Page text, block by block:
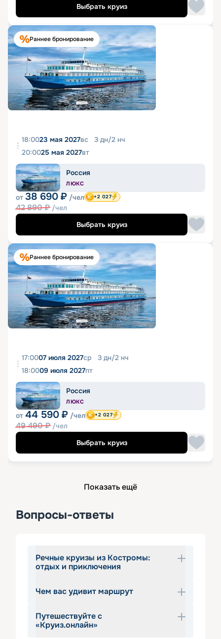
Выбрать круиз
Раннее бронирование
18:0023 мая 2027вс 3 дн/2 нч
20:0025 мая 2027вт
Россия
ЛЮКС
от 38 690 ₽ /чел
42 890₽ /чел
+2 027
Выбрать круиз
Раннее бронирование
17:0007 июля 2027ср 3 дн/2 нч
18:0009 июля 2027пт
Россия
ЛЮКС
от 44 590 ₽ /чел
49 490₽ /чел
+2 027
Выбрать круиз
Показать ещё
Вопросы-ответы
Речные круизы из Костромы:
отдых и приключения
Круиз на теплоходе из Костромы  —
гостей города организовать себе
незабываемый отдых. Вас ожидает
Чем вас удивит маршрут
Отправляясь от речного вокзала
Костромы в круиз по Волге, не
Путешествуйте с
«Круиз.онлайн»